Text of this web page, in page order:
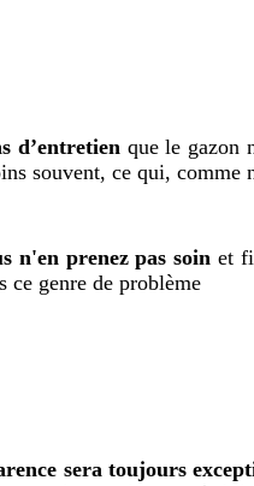
d’entretien que le gazon
souvent, ce qui,
n'en prenez pas soinet
ce genre de problème
sera toujours